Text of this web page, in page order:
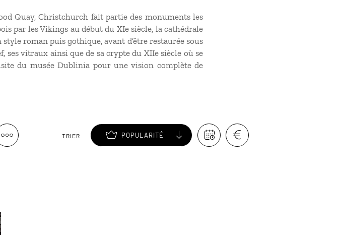
Quay, Christchurch fait partie des monuments les
par les Vikings au début du XIe siècle, la cathédrale
roman puis gothique, avant d’être restaurée sous
vitraux ainsi que de sa crypte du XIIe siècle où se
du musée Dublinia pour une vision complète de
TRIER POPULARITÉ